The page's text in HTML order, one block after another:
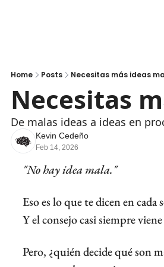
Home Posts Necesitas más ideas
Necesitas
De malas ideas a ideas en
Kevin Cedeño
Feb 14, 2026
"No hay idea mala."
Eso es lo que te dicen en
Y el consejo casi siempre
Pero, ¿quién decide qué son